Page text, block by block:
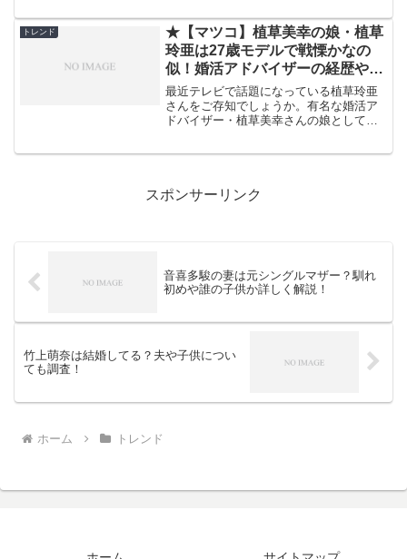
す。特に注目されているのが、龍聖さん
の大学がどこなのかと...
トレンド
★【マツコ】植草美幸の娘・植草
玲亜は27歳モデルで戦慄かなの
似！婚活アドバイザーの経歴や学
歴・出演雑誌・整形疑惑まで徹底
解説
最近テレビで話題になっている植草玲亜
さんをご存知でしょうか。有名な婚活ア
ドバイザー・植草美幸さんの娘として注
スポンサーリンク
音喜多駿の妻は元シングルマザー？馴れ
初めや誰の子供か詳しく解説！
竹上萌奈は結婚してる？夫や子供につい
ても調査！
ホーム トレンド